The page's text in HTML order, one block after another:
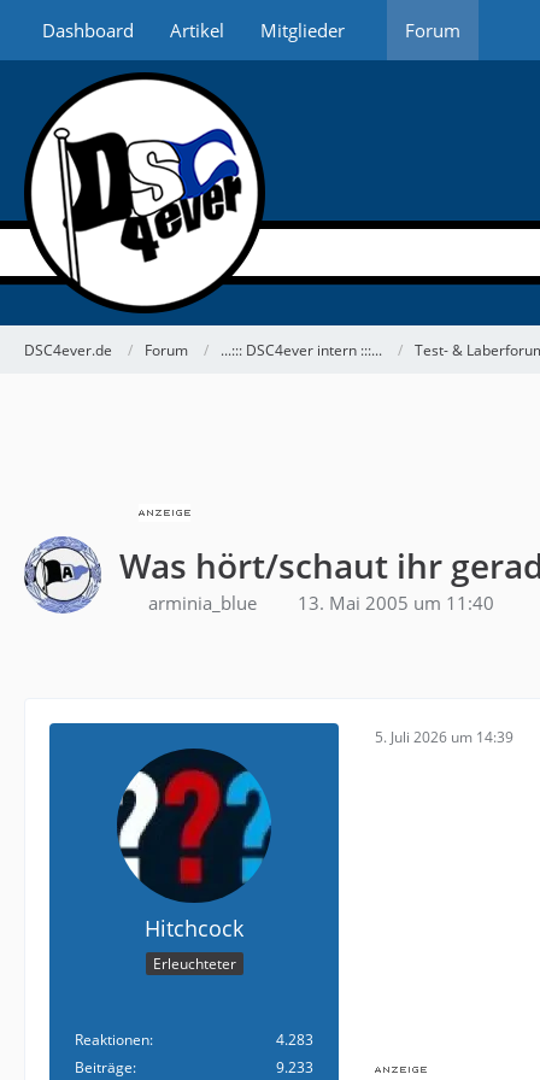
Dashboard Artikel Mitglieder Forum
DSC4ever.de Forum ...::: DSC4ever intern :::... Test- &
Was hört/schaut ihr
arminia_blue 13. Mai 2005 um 11:40
Hitchcock
Erleuchteter
Reaktionen
4.283
Beiträge
9.233
5. Juli 2026 um 14:39